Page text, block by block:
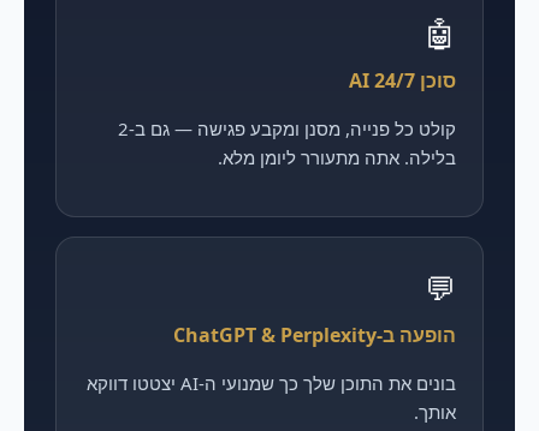
🤖
סוכן AI 24/7
קולט כל פנייה, מסנן ומקבע פגישה — גם ב-2
בלילה. אתה מתעורר ליומן מלא.
💬
הופעה ב-ChatGPT & Perplexity
בונים את התוכן שלך כך שמנועי ה-AI יצטטו דווקא
אותך.